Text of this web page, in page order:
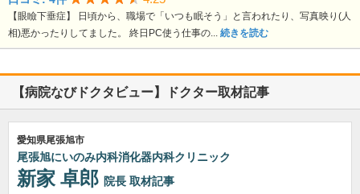
【眼瞼下垂症】 日頃から、職場で「いつも眠そう」と言われたり、写真映り(人
相)悪かったりしてました。 終日PC使う仕事の... 続きを読む
【病院なびドクタビュー】ドクター取材記事
愛知県尾張旭市
尾張旭にいのみ内科消化器内科クリニック
新家 卓郎 院長 取材記事